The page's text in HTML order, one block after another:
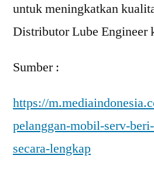
untuk meningkatkan
Distributor Lube Engineer
Sumber :
https://
pelanggan-mobil-serv-
secara-lengkap